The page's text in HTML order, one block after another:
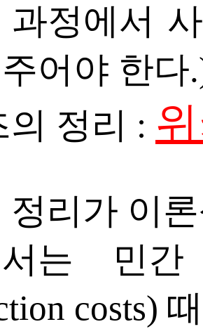
과정에서
어야 한다
의 정리 :
정리가 이
서는 민
costs)